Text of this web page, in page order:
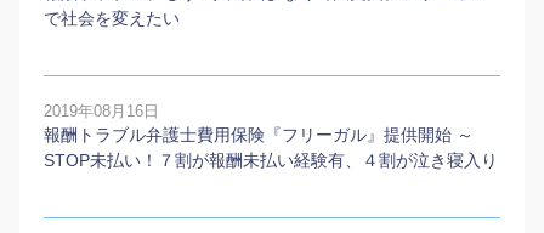
で社会を変えたい
2019年08月16日
報酬トラブル弁護士費用保険『フリーガル』提供開始 ～
STOP未払い！７割が報酬未払い経験有、４割が泣き寝入り